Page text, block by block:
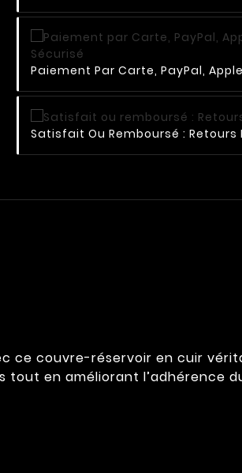
Paiement Par Carte, PayPal,
Satisfait Ou Remboursé : Retours
couvre-réservoir en cuir
en améliorant l’adhérence